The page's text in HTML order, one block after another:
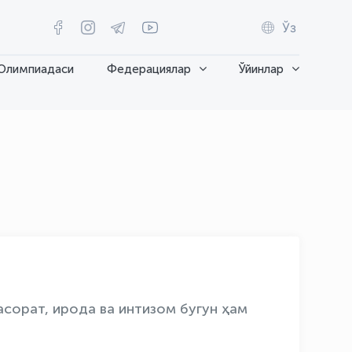
Ўз
Федерациялар
Ўйинлар
ирода ва интизом бугун ҳам